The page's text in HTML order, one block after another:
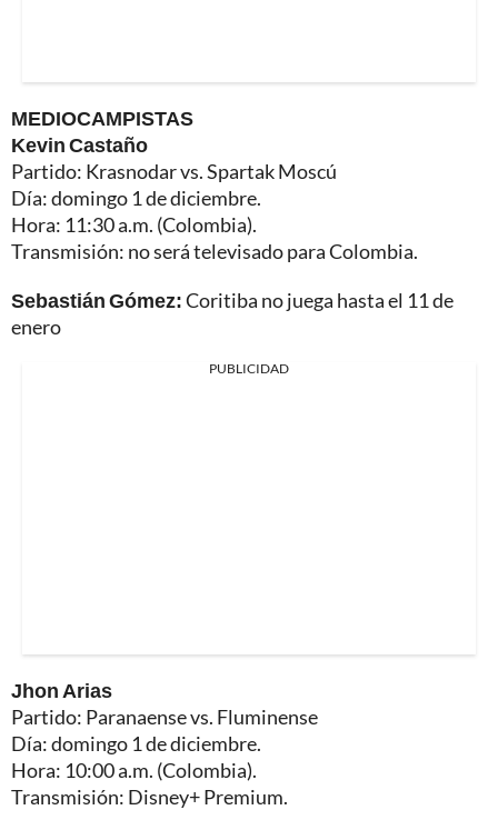
MEDIOCAMPISTAS
Kevin Castaño
Partido: Krasnodar vs. Spartak Moscú
Día: domingo 1 de diciembre.
Hora: 11:30 a.m. (Colombia).
Transmisión: no será televisado para Colombia.
Sebastián Gómez:Coritiba no juega hasta el 11 de
enero
PUBLICIDAD
Jhon Arias
Partido: Paranaense vs. Fluminense
Día: domingo 1 de diciembre.
Hora: 10:00 a.m. (Colombia).
Transmisión: Disney+ Premium.